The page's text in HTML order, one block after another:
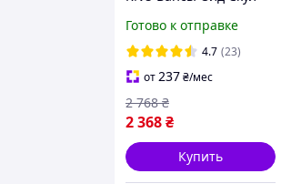
черно-белые замша
демисезон дутые
Готово к отправке
4.7 (23)
от237₴/мес
2 368₴
2 768 ₴
Купить